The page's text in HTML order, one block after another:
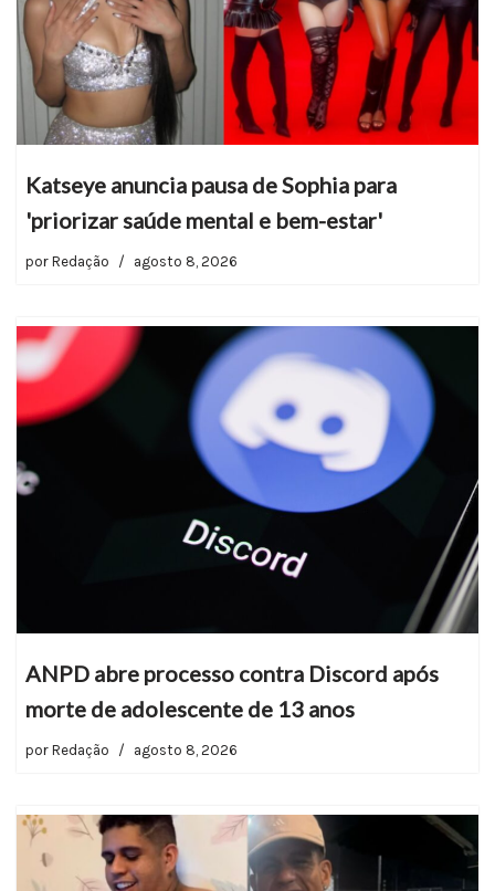
Katseye anuncia pausa de Sophia para
'priorizar saúde mental e bem-estar'
por Redação agosto 8, 2026
ANPD abre processo contra Discord após
morte de adolescente de 13 anos
por Redação agosto 8, 2026